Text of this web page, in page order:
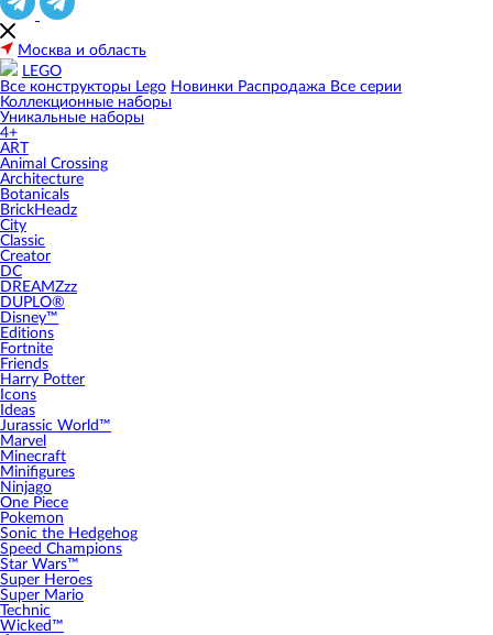
Москва и область
LEGO
Все конструкторы Lego Новинки Распродажа Все серии
Коллекционные наборы
Уникальные наборы
4+
ART
Animal Crossing
Architecture
Botanicals
BrickHeadz
City
Classic
Creator
DC
DREAMZzz
DUPLO®
Disney™
Editions
Fortnite
Friends
Harry Potter
Icons
Ideas
Jurassic World™
Marvel
Minecraft
Minifigures
Ninjago
One Piece
Pokemon
Sonic the Hedgehog
Speed Champions
Star Wars™
Super Heroes
Super Mario
Technic
Wicked™